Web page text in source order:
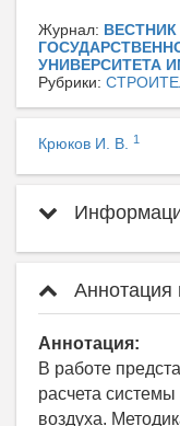
Журнал:
УНИВЕРСИТЕТА
Рубрики:
Крюков И. В. 1
Аннотация
Аннотация:
В работе
расчета
воздуха.